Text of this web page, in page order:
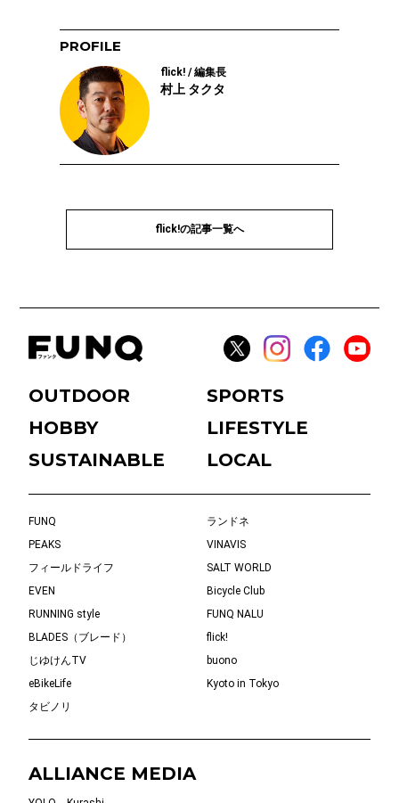
PROFILE
flick! / 編集長
村上 タクタ
flick!の記事一覧へ
OUTDOOR
SPORTS
HOBBY
LIFESTYLE
SUSTAINABLE
LOCAL
FUNQ
ランドネ
PEAKS
VINAVIS
フィールドライフ
SALT WORLD
EVEN
Bicycle Club
RUNNING style
FUNQ NALU
BLADES（ブレード）
flick!
じゆけんTV
buono
eBikeLife
Kyoto in Tokyo
タビノリ
ALLIANCE MEDIA